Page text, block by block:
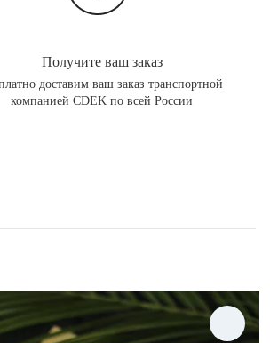
Получите ваш заказ
доставим ваш заказ транспортной
компанией CDEK по всей России